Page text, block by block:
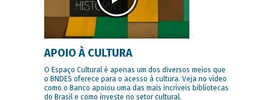
APOIO À CULTURA
O Espaço Cultural é apenas um dos diversos meios que
o BNDES oferece para o acesso à cultura. Veja no vídeo
como o Banco apoiou uma das mais incríveis bibliotecas
do Brasil e como investe no setor cultural.